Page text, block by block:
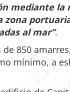
mediante la
al mar”.
850
mínimo, a